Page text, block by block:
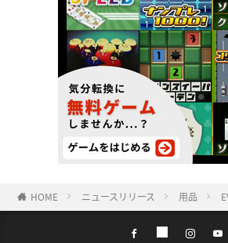
HOME ニュースリリース 用品